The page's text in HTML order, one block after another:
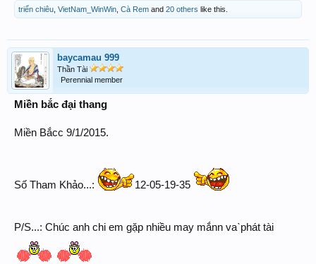
triển chiêu VietNam_WinWin Cà Rem and 20 others like this.
baycamau 999
Thần Tài
Perennial member
Miền bắc đại thang
Miền Bắcc 9/1/2015.
Số Tham Khảo...: 12-05-19-35
P/S...: Chúc anh chi em gặp nhiều may mắnn vaˋphát tài